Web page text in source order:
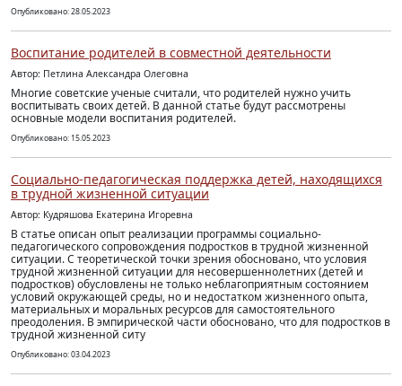
Опубликовано: 28.05.2023
Воспитание родителей в совместной деятельности
Автор: Петлина Александра Олеговна
Многие советские ученые считали, что родителей нужно учить
воспитывать своих детей. В данной статье будут рассмотрены
основные модели воспитания родителей.
Опубликовано: 15.05.2023
Социально-педагогическая поддержка детей, находящихся
в трудной жизненной ситуации
Автор: Кудряшова Екатерина Игоревна
В статье описан опыт реализации программы социально-
педагогического сопровождения подростков в трудной жизненной
ситуации. С теоретической точки зрения обосновано, что условия
трудной жизненной ситуации для несовершеннолетних (детей и
подростков) обусловлены не только неблагоприятным состоянием
условий окружающей среды, но и недостатком жизненного опыта,
материальных и моральных ресурсов для самостоятельного
преодоления. В эмпирической части обосновано, что для подростков в
трудной жизненной ситу
Опубликовано: 03.04.2023